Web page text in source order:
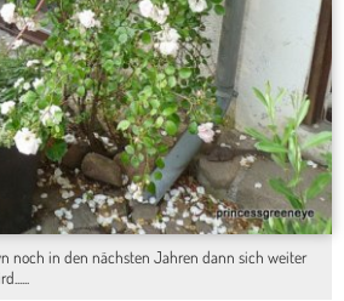
noch in den nächsten Jahren dann sich weiter